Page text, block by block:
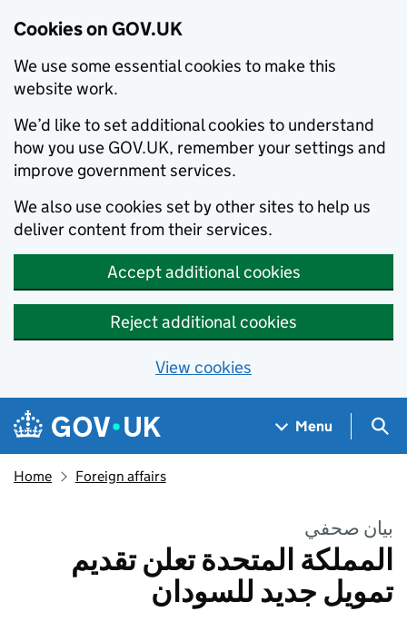
Cookies on GOV.UK
We use some essential cookies to make this
website work.
We’d like to set additional cookies to understand
how you use GOV.UK, remember your settings and
improve government services.
We also use cookies set by other sites to help us
deliver content from their services.
Accept additional cookies
Reject additional cookies
View cookies
Skip to main content
Navigation menu
Menu
Home Foreign affairs
بيان صحفي
المملكة المتحدة تعلن تقديم
تمويل جديد للسودان